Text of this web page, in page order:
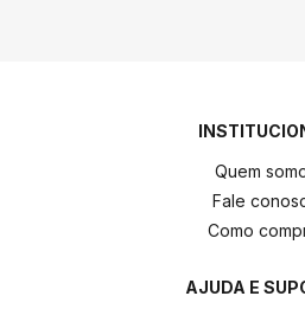
Quem
Fale
Como
AJUDA E